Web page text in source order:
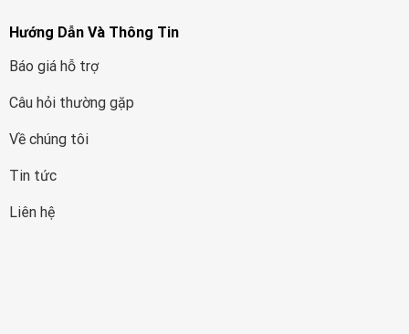
Hướng Dẫn Và Thông Tin
Báo giá hỗ trợ
Câu hỏi thường gặp
Về chúng tôi
Tin tức
Liên hệ